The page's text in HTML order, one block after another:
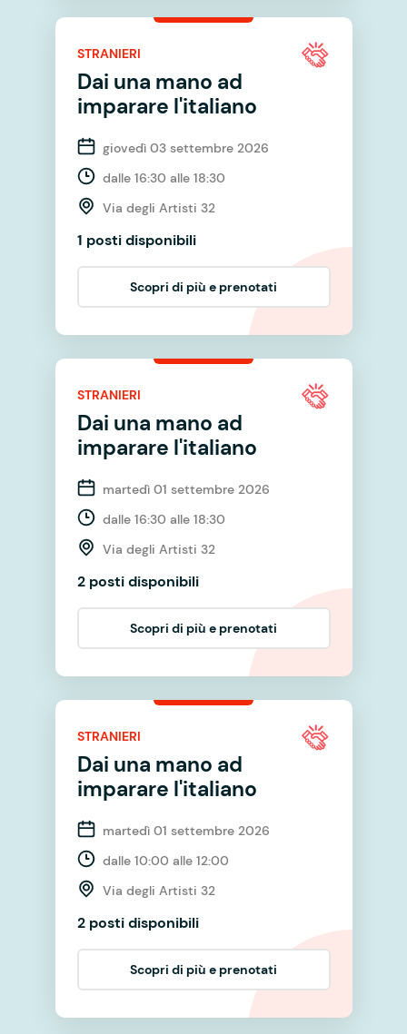
STRANIERI
Dai una mano ad
imparare l'italiano
giovedì 03 settembre 2026
dalle 16:30 alle 18:30
Via degli Artisti 32
1 posti disponibili
Scopri di più e prenotati
STRANIERI
Dai una mano ad
imparare l'italiano
martedì 01 settembre 2026
dalle 16:30 alle 18:30
Via degli Artisti 32
2 posti disponibili
Scopri di più e prenotati
STRANIERI
Dai una mano ad
imparare l'italiano
martedì 01 settembre 2026
dalle 10:00 alle 12:00
Via degli Artisti 32
2 posti disponibili
Scopri di più e prenotati